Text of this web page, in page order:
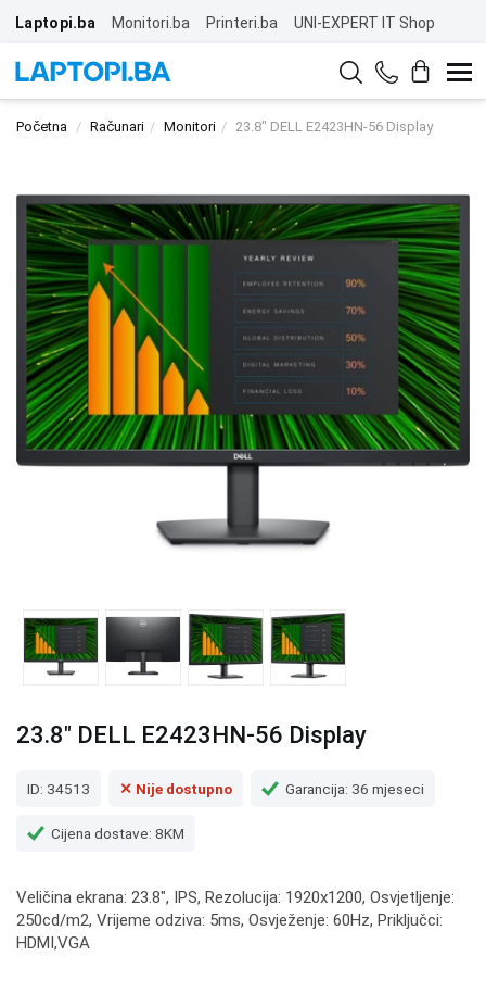
Laptopi.ba Monitori.ba Printeri.ba UNI-EXPERT IT Shop
Početna Računari Monitori 23.8" DELL E2423HN-56 Display
23.8" DELL E2423HN-56 Display
ID: 34513 ✕ Nije dostupno Garancija: 36 mjeseci
Cijena dostave: 8KM
Veličina ekrana: 23.8", IPS, Rezolucija: 1920x1200, Osvjetljenje:
250cd/m2, Vrijeme odziva: 5ms, Osvježenje: 60Hz, Priključci:
HDMI,VGA